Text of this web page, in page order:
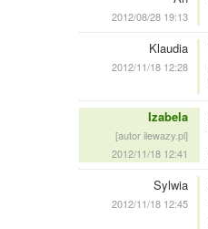
2012/08/28 19:13
Klaudia
2012/11/18 12:28
Izabela
[autor ilewazy.pl]
2012/11/18 12:41
Sylwia
2012/11/18 12:45